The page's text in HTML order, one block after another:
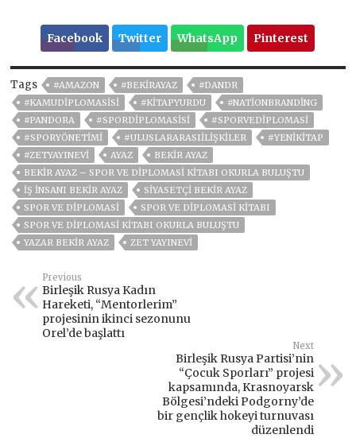
Facebook Twitter WhatsApp Pinterest
Tags #AMAZON #BEKIRAYAZ
#DANDR
#KAMUDIPLOMASISI
#KITAPYURDU
#NATIONBRANDING
#PANDORA
#SPORDIPLOMASISI
#SPORVEDIPLOMASI
#SPORYÖNETIMI
#ULUSLARARASIİLIŞKILER
#YENIKITAP
#ZETYAYINEVI
AYAZ
BEKİR AYAZ
BEKIR AYAZ – SPOR VE DIPLOMASI KITABI OKURLA BULUŞTU
IŞ INSANI BEKIR AYAZ
SIYASETÇI BEKIR AYAZ
SPOR VE DIPLOMASI
SPOR VE DIPLOMASI KITABI
SPOR VE DIPLOMASI KITABI OKURLA BULUŞTU
YAZAR BEKIR AYAZ
ZET YAYINEVI
Previous
Birleşik Rusya Kadın
Hareketi, “Mentorlerim”
projesinin ikinci sezonunu
Orel’de başlattı
Next
Birleşik Rusya Partisi’nin
“Çocuk Sporları” projesi
kapsamında, Krasnoyarsk
Bölgesi’ndeki Podgorny’de
bir gençlik hokeyi turnuvası
düzenlendi